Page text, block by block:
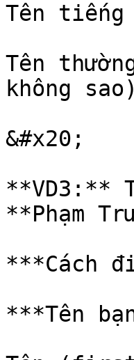
Tên tiếng
Tên
không sao)
&#x20;
**VD3:**
**Phạm
***Cách
***Tên